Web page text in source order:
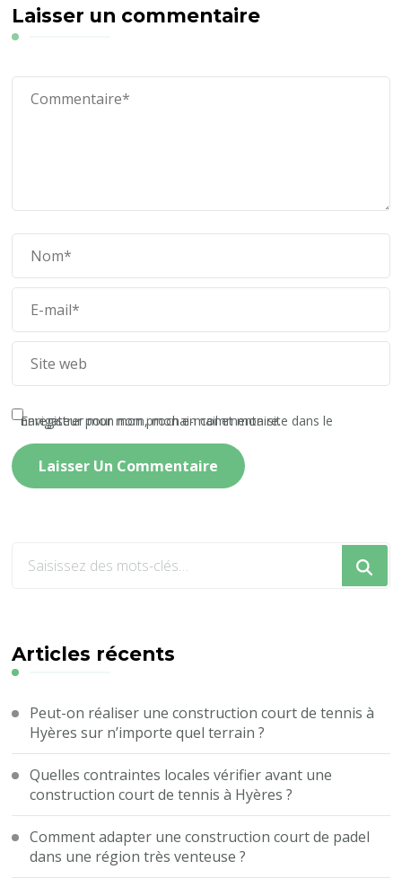
Laisser un commentaire
Enregistrer mon nom, mon e-mail et mon site dans le navigateur pour mon prochain commentaire.
?
Articles récents
Peut-on réaliser une construction court de tennis à
Hyères sur n’importe quel terrain ?
Quelles contraintes locales vérifier avant une
construction court de tennis à Hyères ?
Comment adapter une construction court de padel
dans une région très venteuse ?